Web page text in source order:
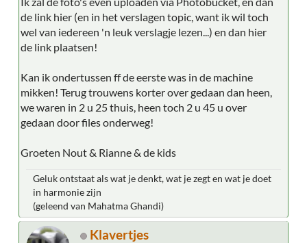
de link hier (en in het verslagen topic, want ik wil toch
wel van iedereen 'n leuk verslagje lezen...) en dan hier
de link plaatsen!
Kan ik ondertussen ff de eerste was in de machine
mikken! Terug trouwens korter over gedaan dan heen,
we waren in 2 u 25 thuis, heen toch 2 u 45 u over
gedaan door files onderweg!
Groeten Nout & Rianne & de kids
Geluk ontstaat als wat je denkt, wat je zegt en wat je doet
in harmonie zijn
(geleend van Mahatma Ghandi)
Klavertjes